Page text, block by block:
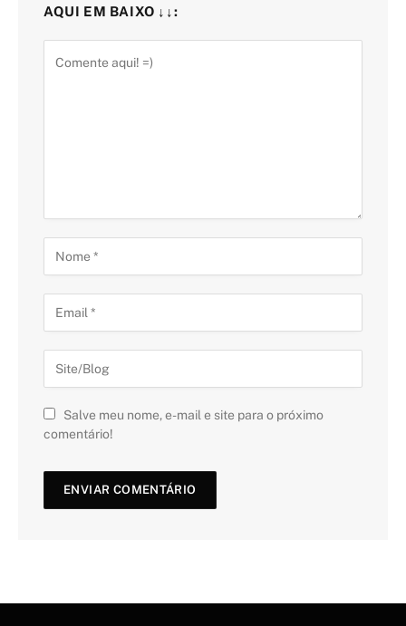
AQUI EM BAIXO ↓↓:
Salve meu nome, e-mail e site para o próximo
comentário!